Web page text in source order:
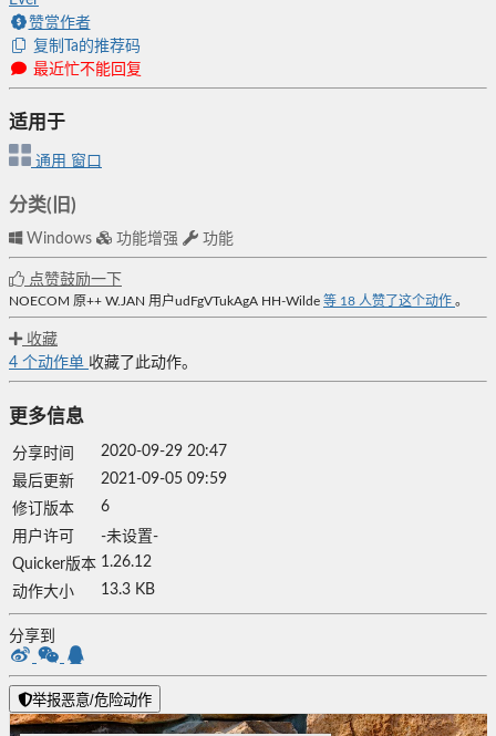
赞赏作者
复制Ta的推荐码
最近忙不能回复
适用于
通用 窗口
分类(旧)
Windows 功能增强 功能
点赞鼓励一下
NOECOM 原++ W.JAN 用户udFgVTukAgA HH-Wilde 等 18 人赞了这个动作 。
收藏
4 个动作单 收藏了此动作。
更多信息
分享时间
2020-09-29 20:47
最后更新
2021-09-05 09:59
修订版本
6
用户许可
-未设置-
Quicker版本 1.26.12
动作大小
13.3 KB
分享到
举报恶意/危险动作